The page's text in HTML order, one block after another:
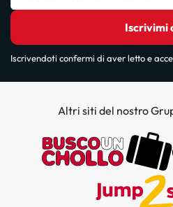
Iscrivimi
Iscrivendoti confermi di aver letto e
Altri siti del nostro